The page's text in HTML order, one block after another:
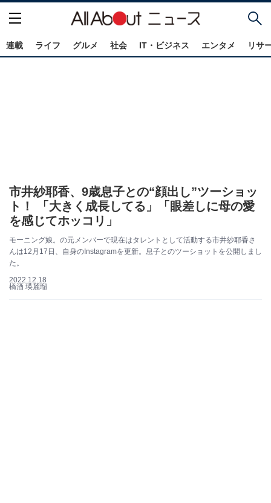
連載 ライフ グルメ 社会 IT・ビジネス エンタメ リサ
市井紗耶香、9歳息子との“顔出し”ツーショッ
ト！ 「大きく成長してる」「眼差しに母の愛
を感じてホッコリ」
モーニング娘。の元メンバーで現在はタレントとして活動する市井紗耶香さ
んは12月17日、自身のInstagramを更新。息子とのツーショットを公開しまし
た。
2022.12.18
橋酒 瑛麗瑠